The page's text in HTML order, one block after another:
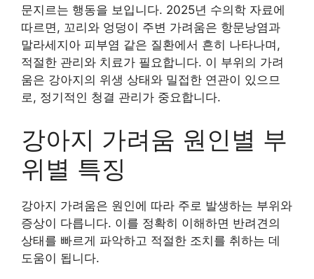
문지르는 행동을 보입니다. 2025년 수의학 자료에
따르면, 꼬리와 엉덩이 주변 가려움은 항문낭염과
말라세지아 피부염 같은 질환에서 흔히 나타나며,
적절한 관리와 치료가 필요합니다. 이 부위의 가려
움은 강아지의 위생 상태와 밀접한 연관이 있으므
로, 정기적인 청결 관리가 중요합니다.
강아지 가려움 원인별 부
위별 특징
강아지 가려움은 원인에 따라 주로 발생하는 부위와
증상이 다릅니다. 이를 정확히 이해하면 반려견의
상태를 빠르게 파악하고 적절한 조치를 취하는 데
도움이 됩니다.